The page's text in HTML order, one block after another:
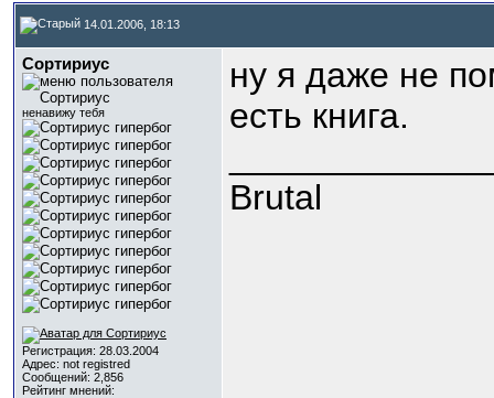
14.01.2006, 18:13
Сортириус
ненавижу тебя
Регистрация: 28.03.2004
Адрес: not registred
Сообщений: 2,856
Рейтинг мнений:
ну я даже не
есть книга.
Brutal